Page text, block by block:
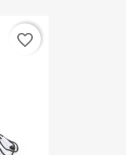
favorite_border